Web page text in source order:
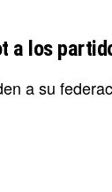
a los
a su